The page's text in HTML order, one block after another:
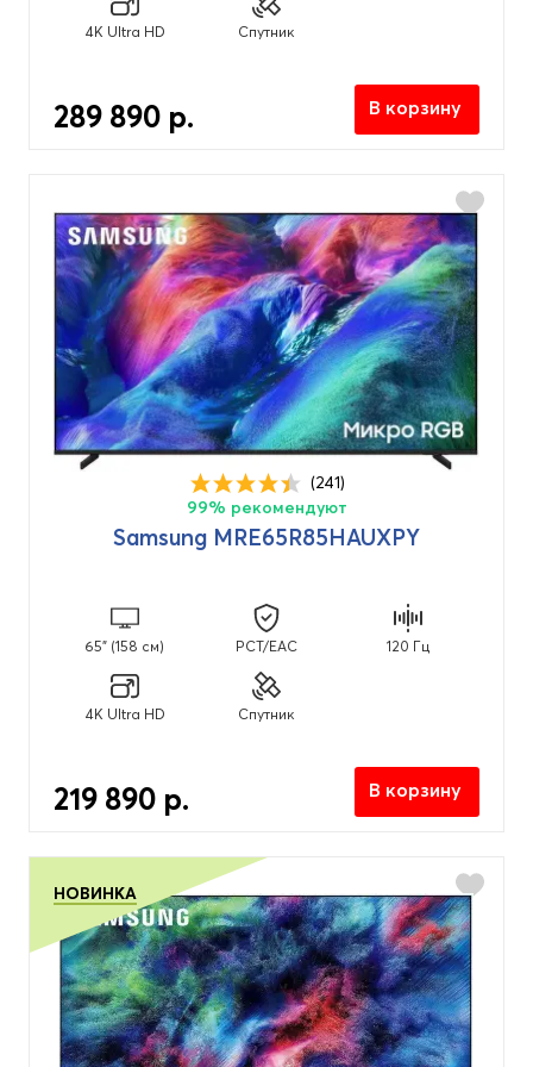
4K Ultra HD (3840x2160px)
Full HD (1920x1080px)
HD-Redy (1366x768px) (1)
Цвет
Titan Gray
(3)
Черный (91)
Год выпуска
2023
(1)
2024
Основные функции
C голосовым управлением
Common Interface CI+
(93)
Запись видео на USB
С Bluetooth (91)
С PIP - картинка в картинке (89)
С WI-FI (93)
С поддержкой HDR (93)
Спутниковое телевидение DVB S2 (94)
4K Ultra HD Спутник
289 890 р. В корзину
(241)
99% рекомендуют
Samsung MRE65R85HAUXPY
65" (158 см) PCT/EAC 120 Гц
4K Ultra HD Спутник
219 890 р. В корзину
НОВИНКА